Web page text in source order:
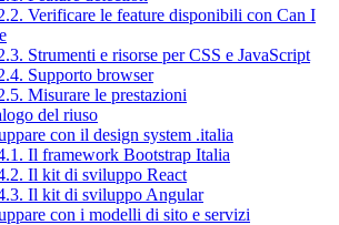
Verificare le feature disponibili con Can I
Strumenti e risorse per CSS e JavaScript
Supporto browser
Misurare le prestazioni
del riuso
con il design system .italia
Il framework Bootstrap Italia
Il kit di sviluppo React
Il kit di sviluppo Angular
con i modelli di sito e servizi